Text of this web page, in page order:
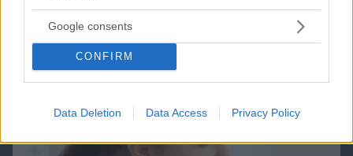
Google consents
CONFIRM
Data Deletion Data Access Privacy Policy
Best of Network